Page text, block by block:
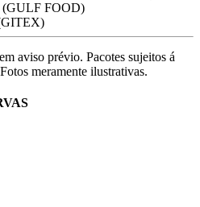
(GULF FOOD)
aviso prévio. Pacotes sujeitos á
meramente ilustrativas.